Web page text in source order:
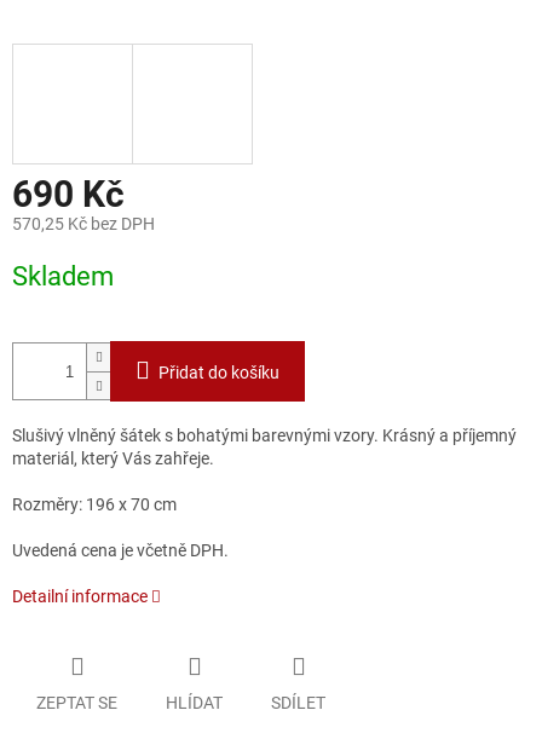
690 Kč
570,25 Kč bez DPH
cena:
Skladem
Přidat do košíku
Slušivý vlněný šátek s bohatými barevnými vzory. Krásný a příjemný
materiál, který Vás zahřeje.
Rozměry: 196 x 70 cm
Uvedená cena je včetně DPH.
Detailní informace
ZEPTAT SE HLÍDAT SDÍLET